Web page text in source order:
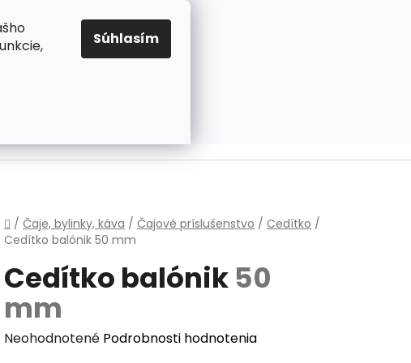
Súhlasím
ÚDAJOV PRAVIDLÁ PRE COOKIES
EUR
Domov
/ Čaje, bylinky, káva / Čajové príslušenstvo / Cedítko /
Cedítko balónik 50 mm
Cedítko balónik 50
mm
Priemerné
Neohodnotené Podrobnosti hodnotenia